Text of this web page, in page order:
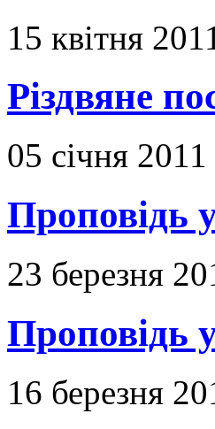
15 квітня 2011
Різдвяне
05 січня 2011
Проповідь
23 березня
Проповідь
16 березня